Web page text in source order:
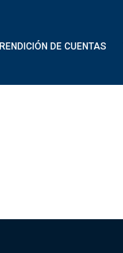
RENDICIÓN DE CUENTAS